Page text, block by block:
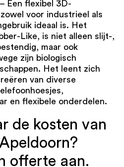
– Een flexibel 3D-
voor industrieel als
ideaal is. Het
Like, is niet alleen slijt-,
maar ook
zijn biologisch
Het leent zich
van diverse
en flexibele onderdelen.
de kosten van
offerte aan.